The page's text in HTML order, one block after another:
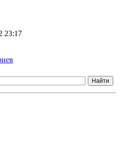
23:17